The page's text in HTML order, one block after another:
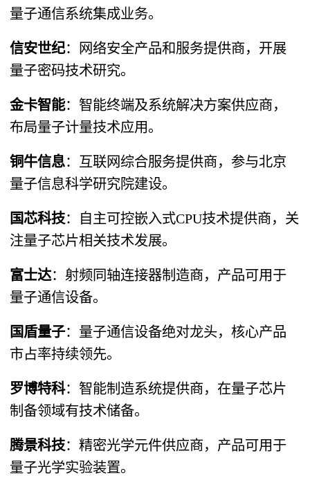
量子通信系统集成业务。
信安世纪​：网络安全产品和服务提供商，开展
量子密码技术研究。
金卡智能​：智能终端及系统解决方案供应商，
布局量子计量技术应用。
铜牛信息​：互联网综合服务提供商，参与北京
量子信息科学研究院建设。
国芯科技​：自主可控嵌入式CPU技术提供商，关
注量子芯片相关技术发展。
富士达​：射频同轴连接器制造商，产品可用于
量子通信设备。
国盾量子​：量子通信设备绝对龙头，核心产品
市占率持续领先。
罗博特科​：智能制造系统提供商，在量子芯片
制备领域有技术储备。
腾景科技​：精密光学元件供应商，产品可用于
量子光学实验装置。